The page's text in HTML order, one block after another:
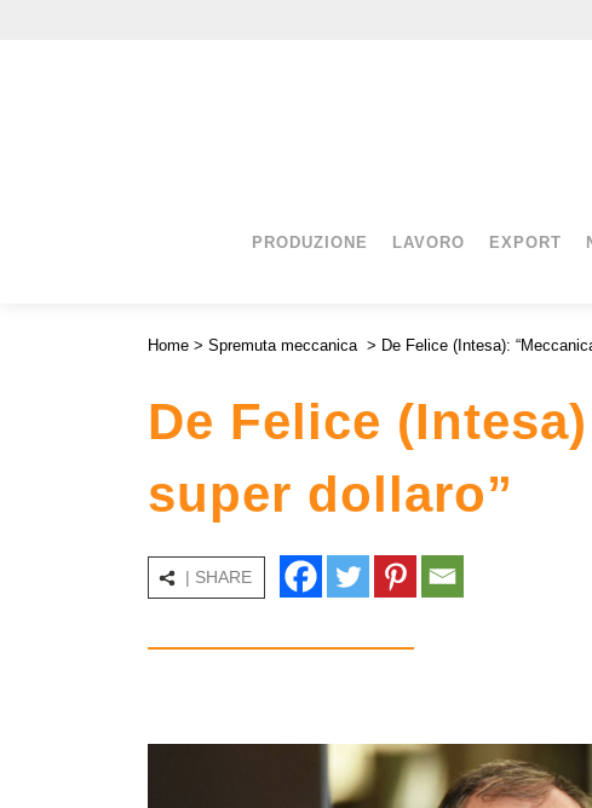
PRODUZIONE LAVORO EXPORT
Home > Spremuta meccanica > De Felice (Intesa):
De Felice
super dollaro”
| SHARE